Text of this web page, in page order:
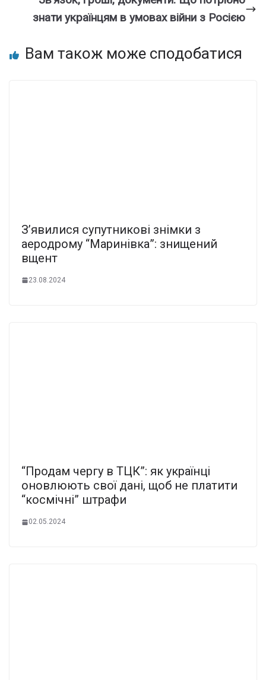
знати українцям в умовах війни з Росією
Вам також може сподобатися
З’явилися супутникові знімки з
аеродрому “Маринівка”: знищений
вщент
23.08.2024
“Продам чергу в ТЦК”: як українці
оновлюють свої дані, щоб не платити
“космічні” штрафи
02.05.2024